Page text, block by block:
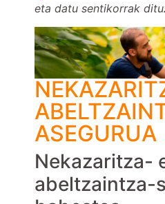
eta datu sentikorrak
ASEGURUA
Nekazaritza-
abeltzaintza-